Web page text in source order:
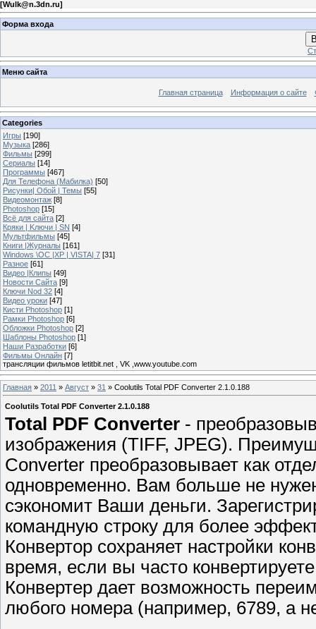
[Wulk@n.3dn.ru]
Форма входа
Меню сайта
Главная страница Информация о сайте
Categories
Игры [190]
Музыка [286]
Фильмы [299]
Сериалы [14]
Программы [467]
Для Телефона (Мабилка) [50]
Рисунки| Обой | Темы [55]
Видеомонтаж [8]
Photoshop [15]
Всё для сайта [2]
Кряки | Kлючи | SN [4]
Мультфильмы [45]
Книги |Журналы [161]
Windows \OC |XP | VISTA| 7 [31]
Разное [61]
Видео |Клипы [49]
Новости Сайта [9]
Ключи Nod 32 [4]
Видео уроки [47]
Кисти Photoshop [1]
Рамки Photoshop [6]
Обложки Photoshop [2]
Шаблоны Photoshop [1]
Наши Разработки [6]
Фильмы Онлайн [7]
трансляции фильмов letitbit.net , VK ,www.youtube.com
Главная » 2011 » Август » 31 » Coolutils Total PDF Converter 2.1.0.188
Coolutils Total PDF Converter 2.1.0.188
Total PDF Converter -
изображения (TIFF, JPEG).
Сonverter преобразовывает как
одновременно. Вам больше не
сэкономит Ваши деньги.
командную строку для более
Конвертор сохраняет настройки
время, если вы часто
Конвертер дает возможность
любого номера (например, 6789, а